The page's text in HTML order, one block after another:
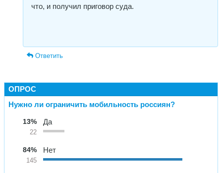
что, и получил приговор суда.
Ответить
ОПРОС
Нужно ли ограничить мобильность россиян?
13%
22
Да
84%
145
Нет